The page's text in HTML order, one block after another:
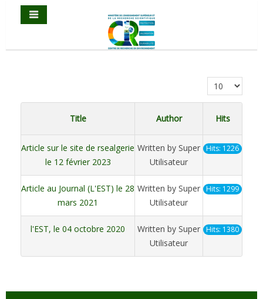
Display #
Title Author Hits
Article sur le site de rsealgerie
le 12 février 2023
Written by Super
Utilisateur
Hits: 1226
Article au Journal (L'EST) le 28
mars 2021
Written by Super
Utilisateur
Hits: 1299
l'EST, le 04 octobre 2020
Written by Super
Utilisateur
Hits: 1380